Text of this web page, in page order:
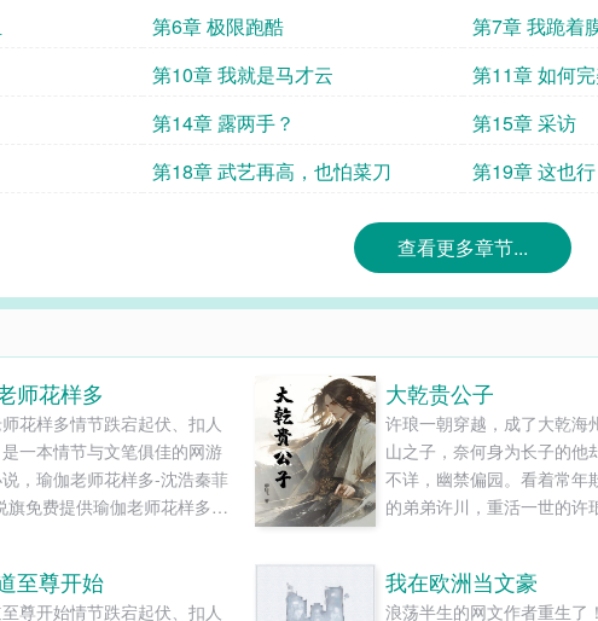
第6章 极限跑酷 第7章 我跪着
第10章 我就是马才云 第11章 如何
第14章 露两手？ 第15章 采访
第18章 武艺再高，也怕菜刀 第19章 这也行
查看更多章节...
师花样多
花样多情节跌宕起伏、扣人
一本情节与文笔俱佳的网游
，瑜伽老师花样多-沈浩秦菲
旗免费提供瑜伽老师花样多最
大乾贵公子
许琅一朝穿越，成了大乾海
山之子，奈何身为长子的他
不详，幽禁偏园。看着常年
的弟弟许川，重活一世的许
仕途...你所享受的一切，以
至尊开始
尊开始情节跌宕起伏、扣人
我在欧洲当文豪
浪荡半生的网文作者重生了